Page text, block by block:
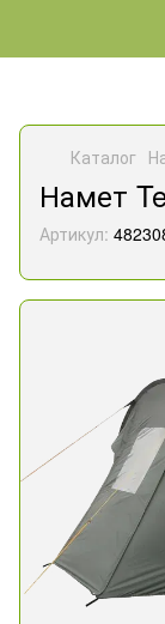
Каталог
Намет
Артикул: